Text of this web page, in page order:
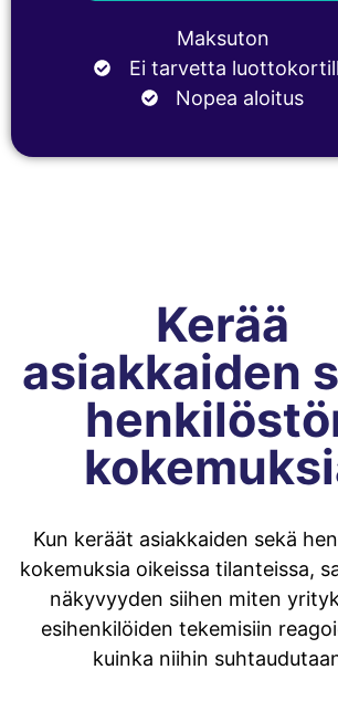
Maksuton
Ei tarvetta
Nopea aloitus
Kerää
asiakkaiden
Kun keräät asiakkaiden sekä
kokemuksia oikeissa tilanteissa,
näkyvyyden siihen miten
esihenkilöiden tekemisiin
kuinka niihin